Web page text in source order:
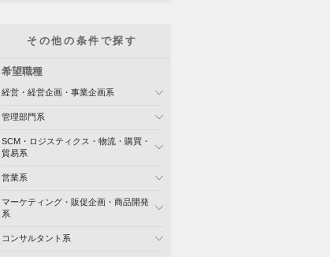
その他の条件で探す
希望職種
経営・経営企画・事業企画系
管理部門系
SCM・ロジスティクス・物流・購買・
貿易系
営業系
マーケティング・販促企画・商品開発
系
コンサルタント系